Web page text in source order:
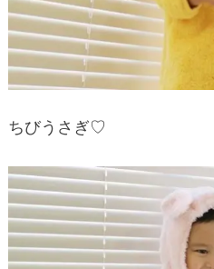
ちびうさぎ♡